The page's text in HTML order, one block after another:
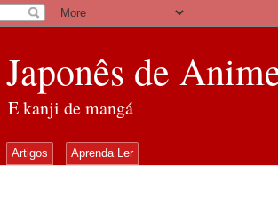
Japonês de
E kanji de mangá
Artigos Aprenda Ler